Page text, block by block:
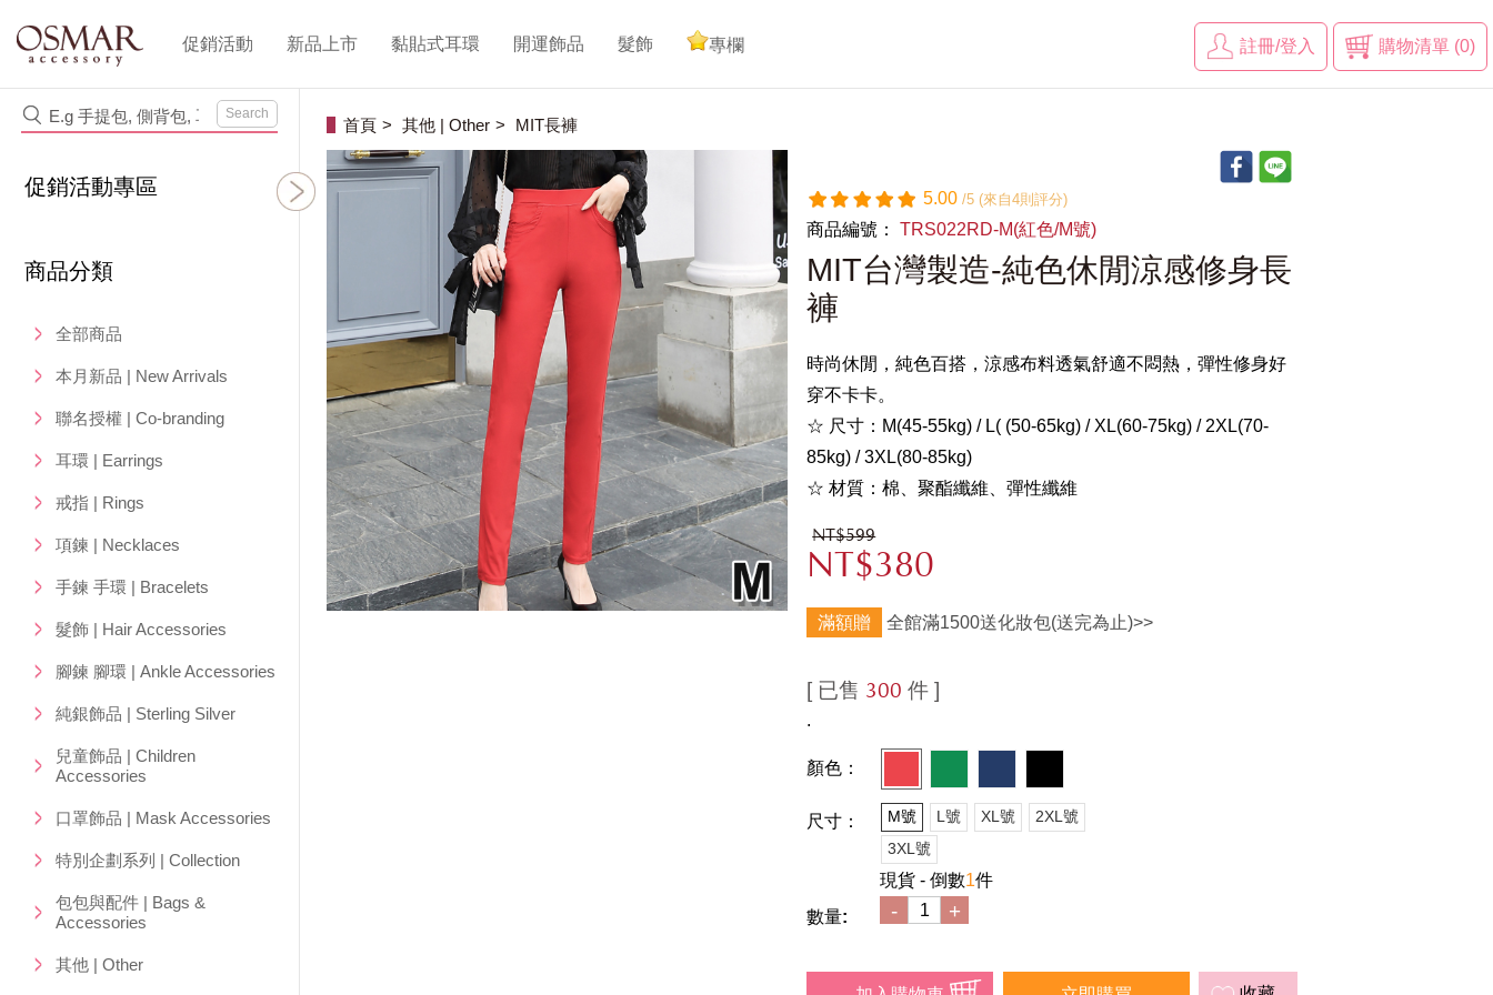
促銷活動 新品上市 黏貼式耳環 開運飾品 髮飾 專欄 購物清單 (0)
註冊/登入
Search
促銷活動專區
商品分類
全部商品
本月新品 | New Arrivals
聯名授權 | Co-branding
耳環 | Earrings
戒指 | Rings
項鍊 | Necklaces
手鍊 手環 | Bracelets
髮飾 | Hair Accessories
腳鍊 腳環 | Ankle Accessories
純銀飾品 | Sterling Silver
兒童飾品 | Children
Accessories
口罩飾品 | Mask Accessories
特別企劃系列 | Collection
包包與配件 | Bags &
Accessories
其他 | Other
首頁 其他 | Other MIT長褲
5.00/5 (來自4則評分)
商品編號：TRS022RD-M(紅色/M號)
MIT台灣製造-純色休閒涼感修身長
褲
時尚休閒，純色百搭，涼感布料透氣舒適不悶熱，彈性修身好
穿不卡卡。
☆ 尺寸：M(45-55kg) / L( (50-65kg) / XL(60-75kg) / 2XL(70-
85kg) / 3XL(80-85kg)
☆ 材質：棉、聚酯纖維、彈性纖維
NT$599
NT$380
滿額贈 全館滿1500送化妝包(送完為止)>>
[ 已售 300 件 ]
.
顏色：
尺寸： M號 L號 XL號
2XL號
3XL號
現貨 - 倒數1件
數量:
- +